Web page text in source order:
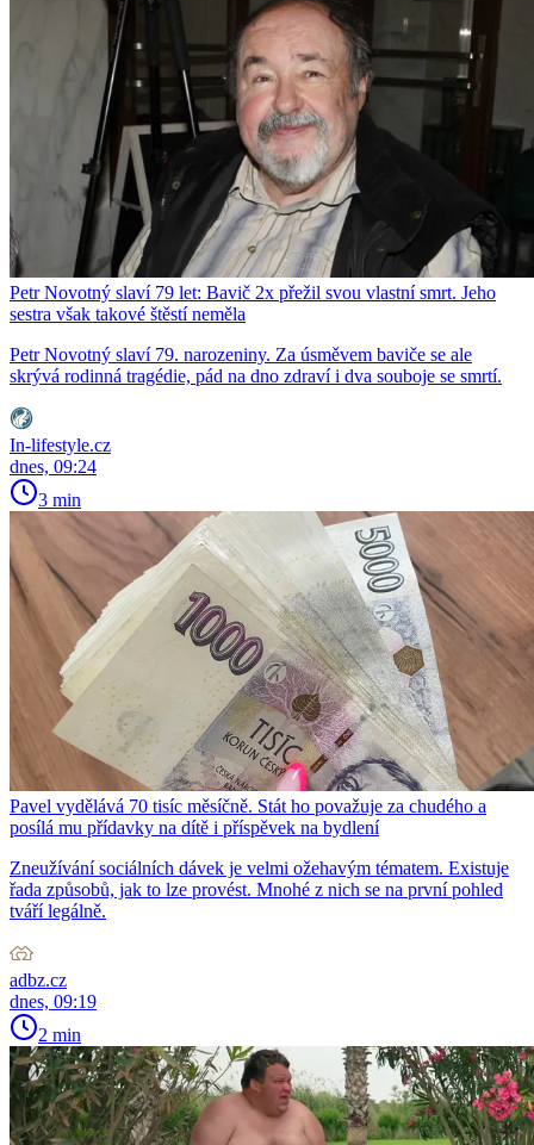
Petr Novotný slaví 79 let: Bavič 2x přežil svou vlastní smrt. Jeho
sestra však takové štěstí neměla
Petr Novotný slaví 79. narozeniny. Za úsměvem baviče se ale
skrývá rodinná tragédie, pád na dno zdraví i dva souboje se smrtí.
In-lifestyle.cz
dnes, 09:24
3 min
Pavel vydělává 70 tisíc měsíčně. Stát ho považuje za chudého a
posílá mu přídavky na dítě i příspěvek na bydlení
Zneužívání sociálních dávek je velmi ožehavým tématem. Existuje
řada způsobů, jak to lze provést. Mnohé z nich se na první pohled
tváří legálně.
adbz.cz
dnes, 09:19
2 min